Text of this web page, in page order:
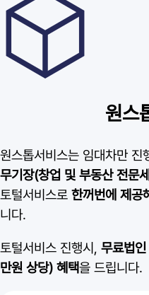
원스
원스톱서비스는 임대차만 진
무기장(창업 및 부동산 전문
토털서비스로 한꺼번에 제공
니다.
토털서비스 진행시, 무료법인
만원 상당) 혜택을 드립니다.